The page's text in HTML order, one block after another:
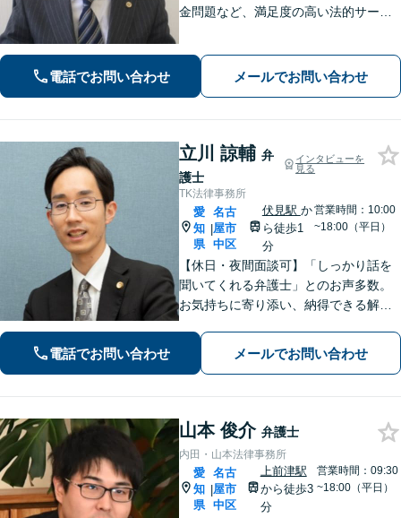
金問題など、満足度の高い法的サービ
重ねつつ、誠実に相談者と向き合い続
けます。お気軽にご相談ください。
電話でお問い合わせ メールでお問い合わせ
立川 諒輔 弁
護士
インタビューを
見る
TK法律事務所
愛
知
県
|
名古
屋市
中区
伏見駅 か
ら徒歩1
分
営業時間：10:00
~18:00（平日）
【休日・夜間面談可】「しっかり話を
聞いてくれる弁護士」とのお声多数。
お気持ちに寄り添い、納得できる解決
理・企業法務など幅広く対応】複数弁
護士で協議しながら進める体制で、安
電話でお問い合わせ メールでお問い合わせ
山本 俊介 弁護士
内田・山本法律事務所
愛
知
県
|
名古
屋市
中区
上前津駅
から徒歩3
分
営業時間：09:30
~18:00（平日）